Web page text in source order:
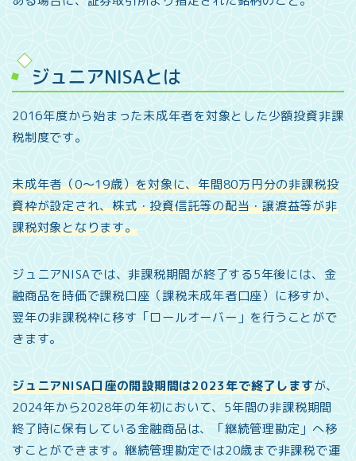
ジュニアNISAとは
2016年度から始まった未成年者を対象とした少額投資非課
税制度です。
未成年者（0～19歳）を対象に、年間80万円分の非課税投
資枠が設定され、株式・投資信託等の配当・譲渡益等が非
課税対象となります。
ジュニアNISAでは、非課税期間が終了する5年後には、金
融商品を時価で課税口座（課税未成年者口座）に移すか、
翌年の非課税枠に移す「ロールオーバー」を行うことがで
きます。
ジュニアNISA口座の開設期間は2023年で終了しますが、
2024年から2028年の年初において、5年間の非課税期間
終了時に保有している金融商品は、「継続管理勘定」へ移
すことができます。継続管理勘定では20歳まで非課税で運